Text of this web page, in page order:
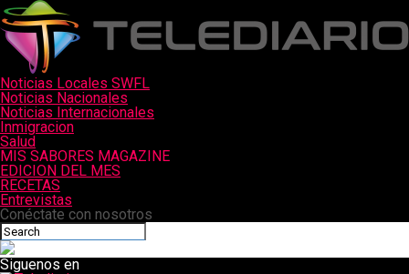
Noticias Locales SWFL
Noticias Nacionales
Noticias Internacionales
Inmigracion
Salud
MIS SABORES MAGAZINE
EDICION DEL MES
RECETAS
Entrevistas
Conéctate con nosotros
Siguenos en